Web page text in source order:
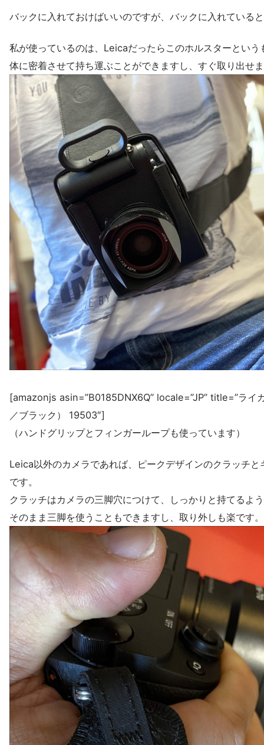
バックに入れておけばいいのですが、バックに入れている
私が使っているのは、Leicaだったらこのホルスターという
体に密着させて持ち運ぶことができますし、すぐ取り出せ
[amazonjs asin=”B0185DNX6Q” locale=”JP” title=”ライ
／ブラック） 19503″]
（ハンドグリップとフィンガーループも使っています）
Leica以外のカメラであれば、ピークデザインのクラッチ
です。
クラッチはカメラの三脚穴につけて、しっかりと持てるよ
そのまま三脚を使うこともできますし、取り外しも楽です。